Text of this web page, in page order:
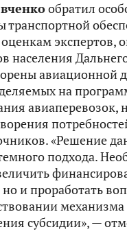
обратил
транспортной
экспертов,
населения
авиационной
на
авиаперевозок,
«Решение
подхода.
и проработать
механизма
субсидии», —